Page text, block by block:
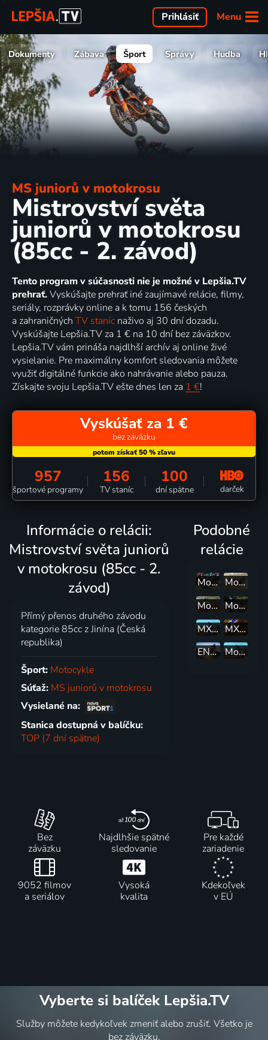
Menu
Prihlásiť
Dokumenty Zábava Šport Správy Hudba
MS juniorů v motokrosu
Mistrovství světa
juniorů v motokrosu
(85cc - 2. závod)
Tento program v súčasnosti nie je možné v Lepšia.TV
prehrať.Vyskúšajte prehrať iné zaujímavé relácie, filmy,
seriály, rozprávky online a k tomu 156 českých
a zahraničných TV staníc naživo aj 30 dní dozadu.
Vyskúšajte Lepšia.TV za 1 € na 10 dní bez záväzkov.
Lepšia.TV vám prináša najdlhší archív aj online živé
vysielanie. Pre maximálny komfort sledovania môžete
využiť digitálné funkcie ako nahrávanie alebo pauza.
Získajte svoju Lepšia.TV ešte dnes len za 1 €!
Vyskúšať za 1 €
bez záväzku
957
športové programy
156
TV staníc
100
dní spätne darček
Informácie o relácii:
Mistrovství světa juniorů
v motokrosu (85cc - 2.
závod)
Přímý přenos druhého závodu
kategorie 85cc z Jinína (Česká
republika)
Šport: Motocykle
Súťaž: MS juniorů v motokrosu
Vysielané na:
Stanica dostupná v balíčku:
TOP (7 dní spätne)
Podobné
relácie
Motokros: MS v Uddevalle
Motorizmus - FIM Speedway Grand Prix 2026 - FIM Speedway Grand Prix 2026 (Riga)
Motokros: MS v Lokti
Motokros: MS v Lommelu
MX Magazín
MXGP „Za bránou“
ENDURO magazín
Motokros: MS ve Swindonu
Bez
záväzku
Najdlhšie spätné
sledovanie
Pre každé
zariadenie
9052 filmov
a seriálov
Vysoká
kvalita
Kdekoľvek
v EÚ
Vyberte si balíček Lepšia.TV
Služby môžete kedykoľvek zmeniť alebo zrušiť. Všetko je
bez záväzku.